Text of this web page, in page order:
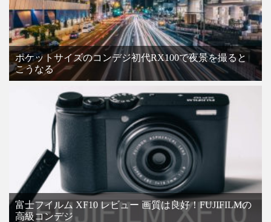
ポケットサイズのコンデジ初代RX100で夜景を撮ると
こうなる
富士フイルム XF10 レビュー 画質は良好！FUJIFILMの
高級コンデジ